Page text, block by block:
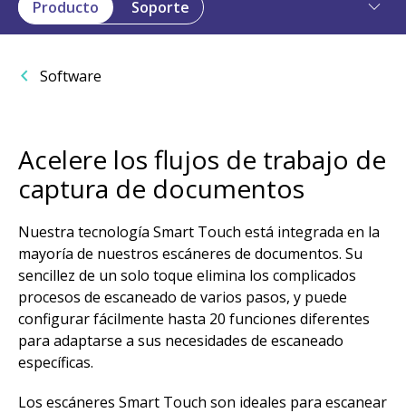
Producto Soporte
Software
Acelere los flujos de trabajo de
captura de documentos
Nuestra tecnología Smart Touch está integrada en la
mayoría de nuestros escáneres de documentos. Su
sencillez de un solo toque elimina los complicados
procesos de escaneado de varios pasos, y puede
configurar fácilmente hasta 20 funciones diferentes
para adaptarse a sus necesidades de escaneado
específicas.
Los escáneres Smart Touch son ideales para escanear